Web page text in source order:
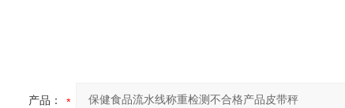
产品：